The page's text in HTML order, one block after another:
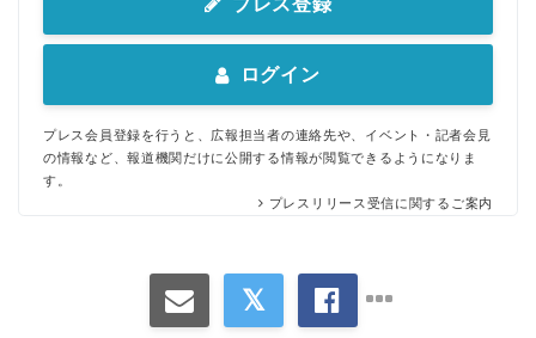
ログイン
プレス会員登録を行うと、広報担当者の連絡先や、イベント・記者会見
の情報など、報道機関だけに公開する情報が閲覧できるようになりま
す。
プレスリリース受信に関するご案内